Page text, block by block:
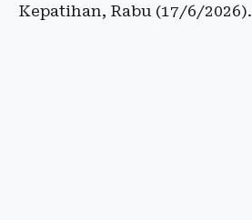
Kepatihan, Rabu (17/6/2026).